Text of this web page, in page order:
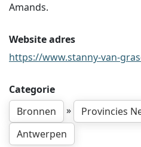
Amands.
Website adres
https://www.stanny-van-
Categorie
Bronnen
» Provincies
Antwerpen